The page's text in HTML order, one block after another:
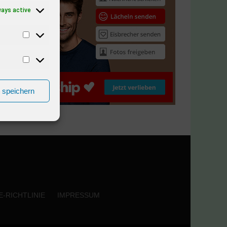
active
speichern
RICHTLINIE IMPRESSUM